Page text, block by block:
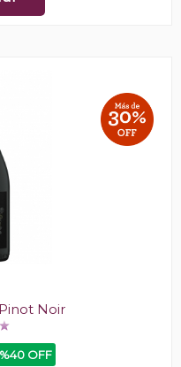
Noir
%40 OFF